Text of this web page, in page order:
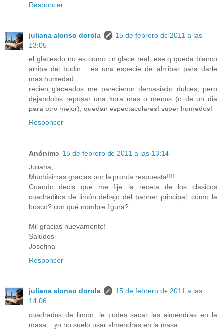
Responder
juliana alonso dorola
15 de febrero de 2011 a las
13:05
el glaceado no es como un glace real, ese q queda blanco
arriba del budin... es una especie de almibar para darle
mas humedad
recien glaceados me parecieron demasiado dulces, pero
dejandolos reposar una hora mas o menos (o de un dia
para otro mejor), quedan espectaculares! super humedos!
Responder
Anónimo 15 de febrero de 2011 a las 13:14
Juliana,
Muchísimas gracias por la pronta respuesta!!!!
Cuando decis que me fije la receta de los clasicos
cuadraditos de limón debajo del banner principal, cómo la
busco? con qué nombre figura?
Mil gracias nuevamente!
Saludos
Josefina
Responder
juliana alonso dorola
15 de febrero de 2011 a las
14:06
cuadrados de limon, le podes sacar las almendras en la
masa... yo no suelo usar almendras en la masa